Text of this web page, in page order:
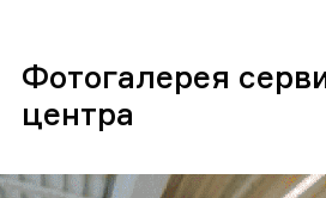
Фотогалерея
центра